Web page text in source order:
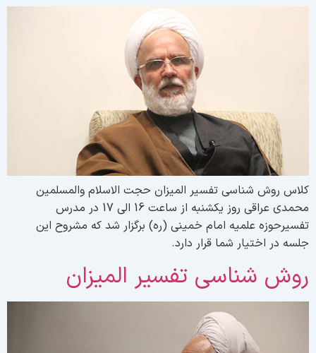
روش شناسی تفسیر المیزان حجت الاسلام والمسلمین
محمدی عراقی روز یکشنبه از ساعت 16 الی 17 در مدرس
علمیه امام خمینی (ره) برگزار شد که مشروح این
در اختیار شما قرار دارد.
شناسی تفسیر المیزان